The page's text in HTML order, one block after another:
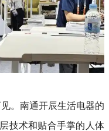
。南通开辰生活电器的
技术和贴合手掌的人体